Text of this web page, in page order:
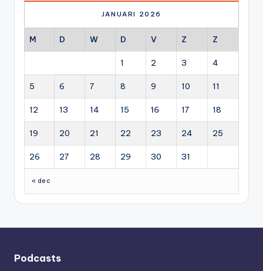
JANUARI 2026
M D W D V Z Z
1 2 3 4
5 6 7 8 9 10 11
12 13 14 15 16 17 18
19 20 21 22 23 24 25
26 27 28 29 30 31
« dec
Podcasts